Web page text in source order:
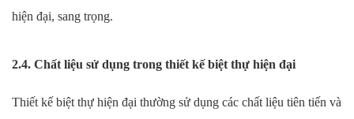
hiện đại, sang trọng.
2.4. Chất liệu sử dụng trong thiết kế biệt thự hiện đại
Thiết kế biệt thự hiện đại thường sử dụng các chất liệu tiên tiến và